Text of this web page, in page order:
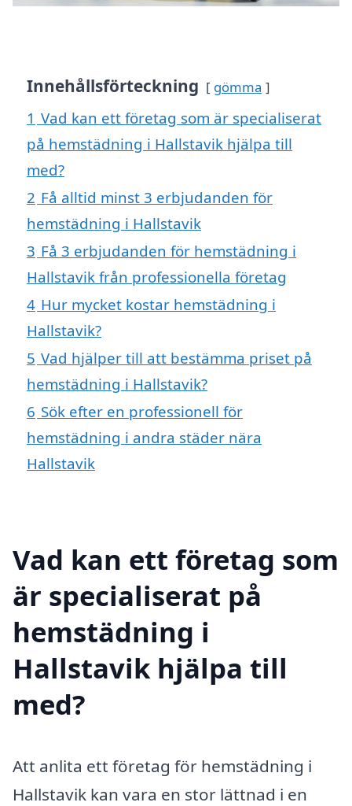
Innehållsförteckning gömma
1 Vad kan ett företag som är specialiserat
på hemstädning i Hallstavik hjälpa till
med?
2 Få alltid minst 3 erbjudanden för
hemstädning i Hallstavik
3 Få 3 erbjudanden för hemstädning i
Hallstavik från professionella företag
4 Hur mycket kostar hemstädning i
Hallstavik?
5 Vad hjälper till att bestämma priset på
hemstädning i Hallstavik?
6 Sök efter en professionell för
hemstädning i andra städer nära
Hallstavik
Vad kan ett företag som
är specialiserat på
hemstädning i
Hallstavik hjälpa till
med?
Att anlita ett företag för hemstädning i
Hallstavik kan vara en stor lättnad i en